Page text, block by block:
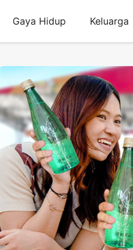
Gaya Hidup Keluarga